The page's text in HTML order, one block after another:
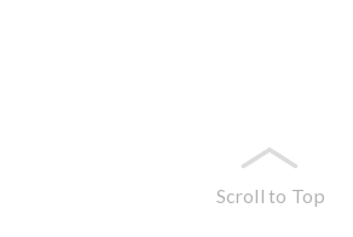
Scroll to Top